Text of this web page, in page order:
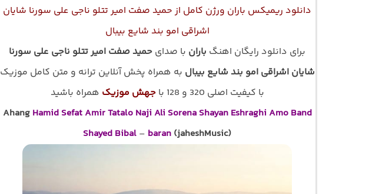
دانلود ریمیکس باران ورژن کامل از حمید صفت امیر تتلو ناجی علی سورنا شایان
اشراقی امو بند شایع بیبال
برای دانلود رایگان اهنگ باران با صدای حمید صفت امیر تتلو ناجی علی سورنا
شایان اشراقی امو بند شایع بیبال به همراه پخش آنلاین ترانه و متن کامل موزیک
با کیفیت اصلی 320 و 128 با
جهش موزیک همراه باشید
Ahang Hamid Sefat Amir Tatalo Naji Ali Sorena Shayan Eshraghi Amo Band
Shayed Bibal – baran (jaheshMusic)